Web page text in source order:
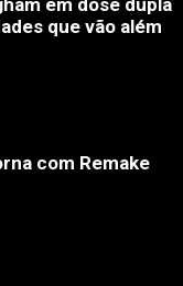
em dose dupla
que vão além
com Remake